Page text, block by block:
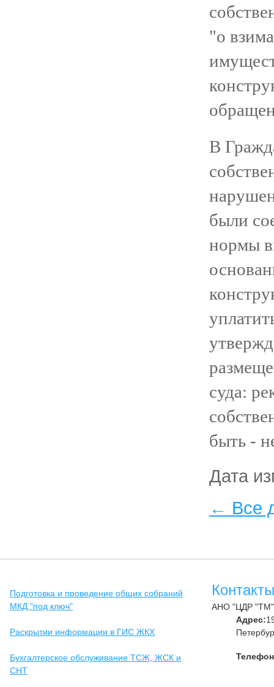
"о
В
были
нормы
суда:
быть -
Дата
← Все
Подготовка и проведение общих собраний
МКД "под ключ"
Раскрытии информации в ГИС ЖКХ
Бухгалтерское обслуживание ТСЖ, ЖСК и
СНТ
Контакты
АНО "ЦДР "ТМ"
Адрес: